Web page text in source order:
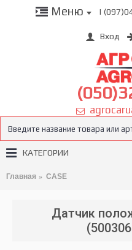
Меню |
Вход
КАТЕГОРИИ
Главная CASE
Датчик